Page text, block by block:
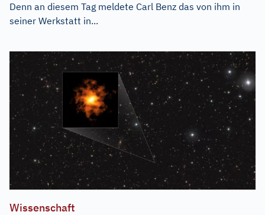
Denn an diesem Tag meldete Carl Benz das von ihm in
seiner Werkstatt in...
Wissenschaft